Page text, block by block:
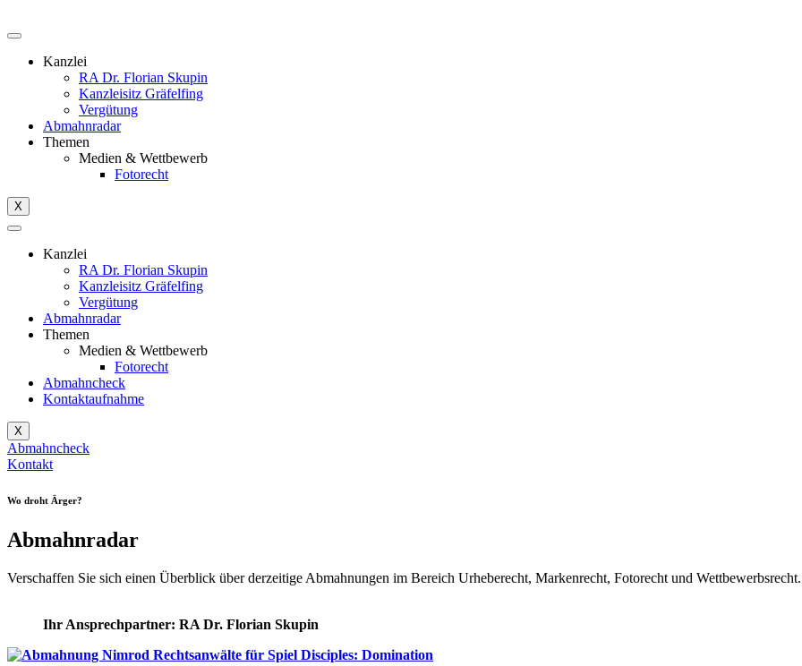
Kanzlei
RA Dr. Florian Skupin
Kanzleisitz Gräfelfing
Vergütung
Abmahnradar
Themen
Medien & Wettbewerb
Fotorecht
X
Kanzlei
RA Dr. Florian Skupin
Kanzleisitz Gräfelfing
Vergütung
Abmahnradar
Themen
Medien & Wettbewerb
Fotorecht
Abmahncheck
Kontaktaufnahme
X
Abmahncheck
Kontakt
Wo droht Ärger?
Abmahnradar
Verschaffen Sie sich einen Überblick über derzeitige Abmahnungen im Bereich Urheberecht, Markenrecht, Fotorecht und Wettbewerbsrecht.
Ihr Ansprechpartner: RA Dr. Florian Skupin